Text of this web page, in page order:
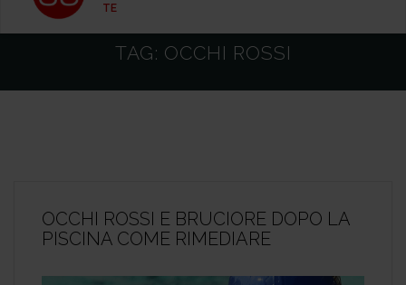
TE
TAG: OCCHI ROSSI
OCCHI ROSSI E BRUCIORE DOPO LA
PISCINA COME RIMEDIARE